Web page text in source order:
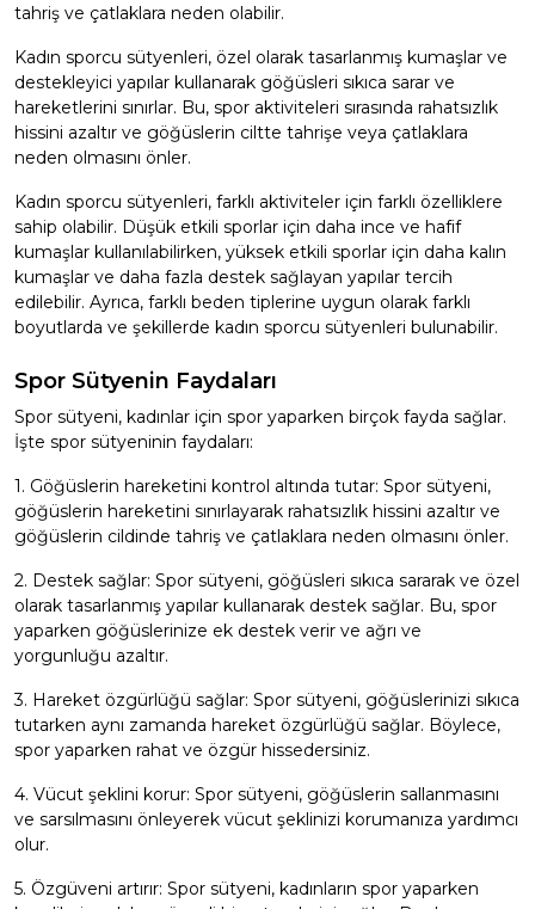
tahriş ve çatlaklara neden olabilir.
Kadın sporcu sütyenleri, özel olarak tasarlanmış kumaşlar ve
destekleyici yapılar kullanarak göğüsleri sıkıca sarar ve
hareketlerini sınırlar. Bu, spor aktiviteleri sırasında rahatsızlık
hissini azaltır ve göğüslerin ciltte tahrişe veya çatlaklara
neden olmasını önler.
Kadın sporcu sütyenleri, farklı aktiviteler için farklı özelliklere
sahip olabilir. Düşük etkili sporlar için daha ince ve hafif
kumaşlar kullanılabilirken, yüksek etkili sporlar için daha kalın
kumaşlar ve daha fazla destek sağlayan yapılar tercih
edilebilir. Ayrıca, farklı beden tiplerine uygun olarak farklı
boyutlarda ve şekillerde kadın sporcu sütyenleri bulunabilir.
Spor Sütyenin Faydaları
Spor sütyeni, kadınlar için spor yaparken birçok fayda sağlar.
İşte spor sütyeninin faydaları:
1. Göğüslerin hareketini kontrol altında tutar: Spor sütyeni,
göğüslerin hareketini sınırlayarak rahatsızlık hissini azaltır ve
göğüslerin cildinde tahriş ve çatlaklara neden olmasını önler.
2. Destek sağlar: Spor sütyeni, göğüsleri sıkıca sararak ve özel
olarak tasarlanmış yapılar kullanarak destek sağlar. Bu, spor
yaparken göğüslerinize ek destek verir ve ağrı ve
yorgunluğu azaltır.
3. Hareket özgürlüğü sağlar: Spor sütyeni, göğüslerinizi sıkıca
tutarken aynı zamanda hareket özgürlüğü sağlar. Böylece,
spor yaparken rahat ve özgür hissedersiniz.
4. Vücut şeklini korur: Spor sütyeni, göğüslerin sallanmasını
ve sarsılmasını önleyerek vücut şeklinizi korumanıza yardımcı
olur.
5. Özgüveni artırır: Spor sütyeni, kadınların spor yaparken